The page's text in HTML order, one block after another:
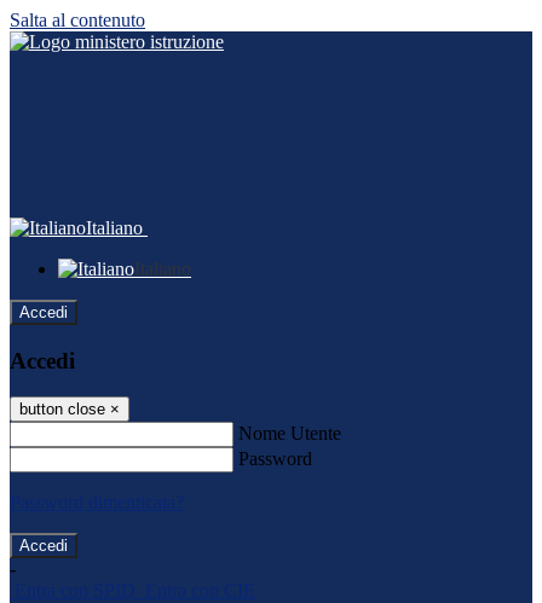
Salta al contenuto
Italiano
Italiano
Accedi
Accedi
button close ×
Nome Utente
Password
Password dimenticata?
-
Entra con SPID
Entra con CIE